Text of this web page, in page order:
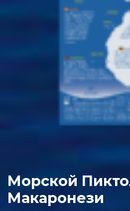
Морской
Макаронези